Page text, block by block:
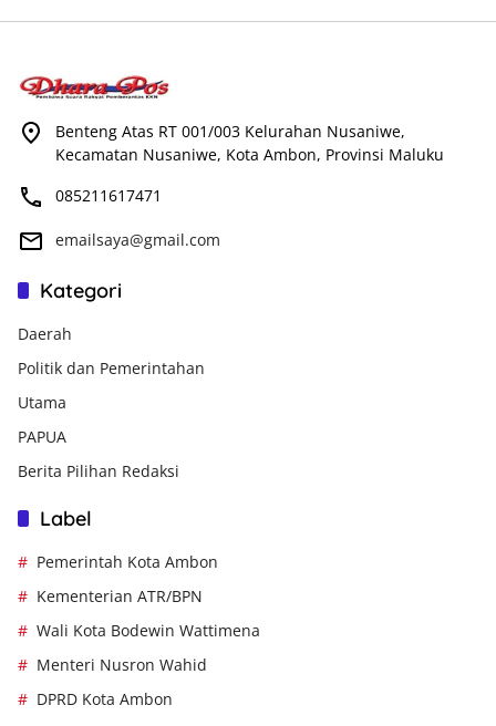
Benteng Atas RT 001/003 Kelurahan Nusaniwe,
Kecamatan Nusaniwe, Kota Ambon, Provinsi Maluku
085211617471
emailsaya@gmail.com
Kategori
Daerah
Politik dan Pemerintahan
Utama
PAPUA
Berita Pilihan Redaksi
Label
Pemerintah Kota Ambon
Kementerian ATR/BPN
Wali Kota Bodewin Wattimena
Menteri Nusron Wahid
DPRD Kota Ambon